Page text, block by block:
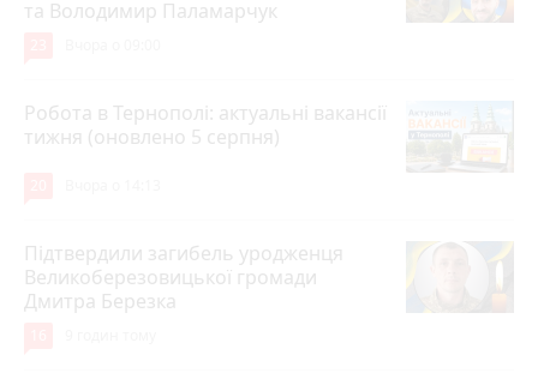
та Володимир Паламарчук
Робота в Тернополі: актуальні вакансії
тижня (оновлено 5 серпня)
Підтвердили загибель уродженця
Великоберезовицької громади
Дмитра Березка